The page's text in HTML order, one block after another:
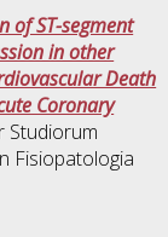
of ST-segment
in other
Death
Coronary
Studiorum
Fisiopatologia